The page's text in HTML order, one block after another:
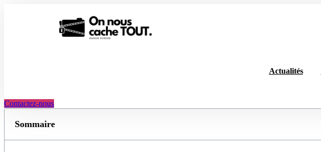
Actualités
Contactez-nous
Sommaire